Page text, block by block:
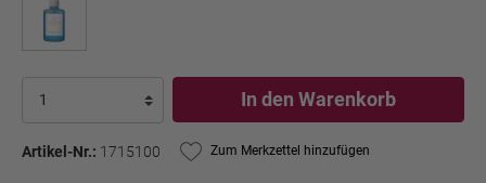
In den Warenkorb
Artikel-Nr.: 1715100 Zum Merkzettel hinzufügen